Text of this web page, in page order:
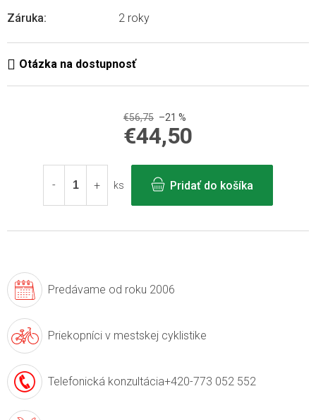
Záruka: 2 roky
€56,75 –21 %
€44,50
cena:
ks
Pridať do košíka
Predávame od roku 2006
Priekopníci v mestskej cyklistike
Telefonická konzultácia+420-773 052 552